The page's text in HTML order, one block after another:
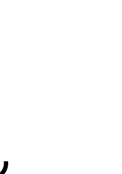
technologie en
tastbaar en invoelbaar
en warme